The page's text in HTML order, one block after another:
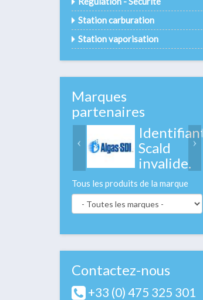
Station carburation
Station vaporisation
Marques
partenaires
Identifiant
Scald
invalide.
Tous les produits de la marque
Contactez-nous
+33 (0) 475 325 301